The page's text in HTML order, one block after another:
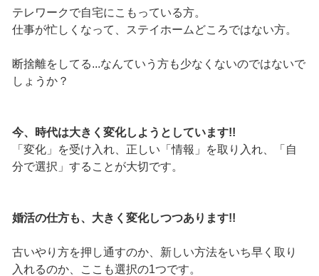
テレワークで自宅にこもっている方。
仕事が忙しくなって、ステイホームどころではない方。
断捨離をしてる...なんていう方も少なくないのではないで
しょうか？
今、時代は大きく変化しようとしています!!
「変化」を受け入れ、正しい「情報」を取り入れ、「自
分で選択」することが大切です。
婚活の仕方も、大きく変化しつつあります!!
古いやり方を押し通すのか、新しい方法をいち早く取り
入れるのか、ここも選択の1つです。